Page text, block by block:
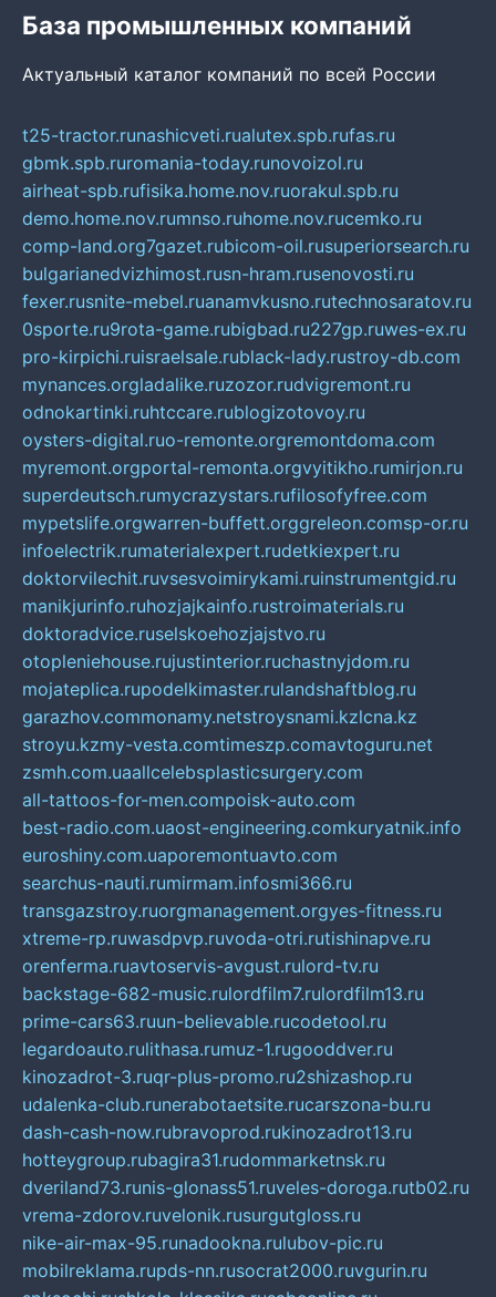
База промышленных компаний
Актуальный каталог компаний по всей России
t25-tractor.runashicveti.rualutex.spb.rufas.ru
gbmk.spb.ruromania-today.runovoizol.ru
airheat-spb.rufisika.home.nov.ruorakul.spb.ru
demo.home.nov.rumnso.ruhome.nov.rucemko.ru
comp-land.org7gazet.rubicom-oil.rusuperiorsearch.ru
bulgarianedvizhimost.rusn-hram.rusenovosti.ru
fexer.rusnite-mebel.ruanamvkusno.rutechnosaratov.ru
0sporte.ru9rota-game.rubigbad.ru227gp.ruwes-ex.ru
pro-kirpichi.ruisraelsale.rublack-lady.rustroy-db.com
mynances.orgladalike.ruzozor.rudvigremont.ru
odnokartinki.ruhtccare.rublogizotovoy.ru
oysters-digital.ruo-remonte.orgremontdoma.com
myremont.orgportal-remonta.orgvyitikho.rumirjon.ru
superdeutsch.rumycrazystars.rufilosofyfree.com
mypetslife.orgwarren-buffett.orggreleon.comsp-or.ru
infoelectrik.rumaterialexpert.rudetkiexpert.ru
doktorvilechit.ruvsesvoimirykami.ruinstrumentgid.ru
manikjurinfo.ruhozjajkainfo.rustroimaterials.ru
doktoradvice.ruselskoehozjajstvo.ru
otopleniehouse.rujustinterior.ruchastnyjdom.ru
mojateplica.rupodelkimaster.rulandshaftblog.ru
garazhov.commonamy.netstroysnami.kzlcna.kz
stroyu.kzmy-vesta.comtimeszp.comavtoguru.net
zsmh.com.uaallcelebsplasticsurgery.com
all-tattoos-for-men.compoisk-auto.com
best-radio.com.uaost-engineering.comkuryatnik.info
euroshiny.com.uaporemontuavto.com
searchus-nauti.rumirmam.infosmi366.ru
transgazstroy.ruorgmanagement.orgyes-fitness.ru
xtreme-rp.ruwasdpvp.ruvoda-otri.rutishinapve.ru
orenferma.ruavtoservis-avgust.rulord-tv.ru
backstage-682-music.rulordfilm7.rulordfilm13.ru
prime-cars63.ruun-believable.rucodetool.ru
legardoauto.rulithasa.rumuz-1.rugooddver.ru
kinozadrot-3.ruqr-plus-promo.ru2shizashop.ru
udalenka-club.runerabotaetsite.rucarszona-bu.ru
dash-cash-now.rubravoprod.rukinozadrot13.ru
hotteygroup.rubagira31.rudommarketnsk.ru
dveriland73.runis-glonass51.ruveles-doroga.rutb02.ru
vrema-zdorov.ruvelonik.rusurgutgloss.ru
nike-air-max-95.runadookna.rulubov-pic.ru
mobilreklama.rupds-nn.rusocrat2000.ruvgurin.ru